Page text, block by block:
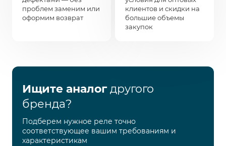
проблем заменим или
оформим возврат
клиентов и скидки на
большие объемы
закупок
Ищите аналогдругого
бренда?
Подберем нужное реле точно
соответствующее вашим требованиям и
характеристикам